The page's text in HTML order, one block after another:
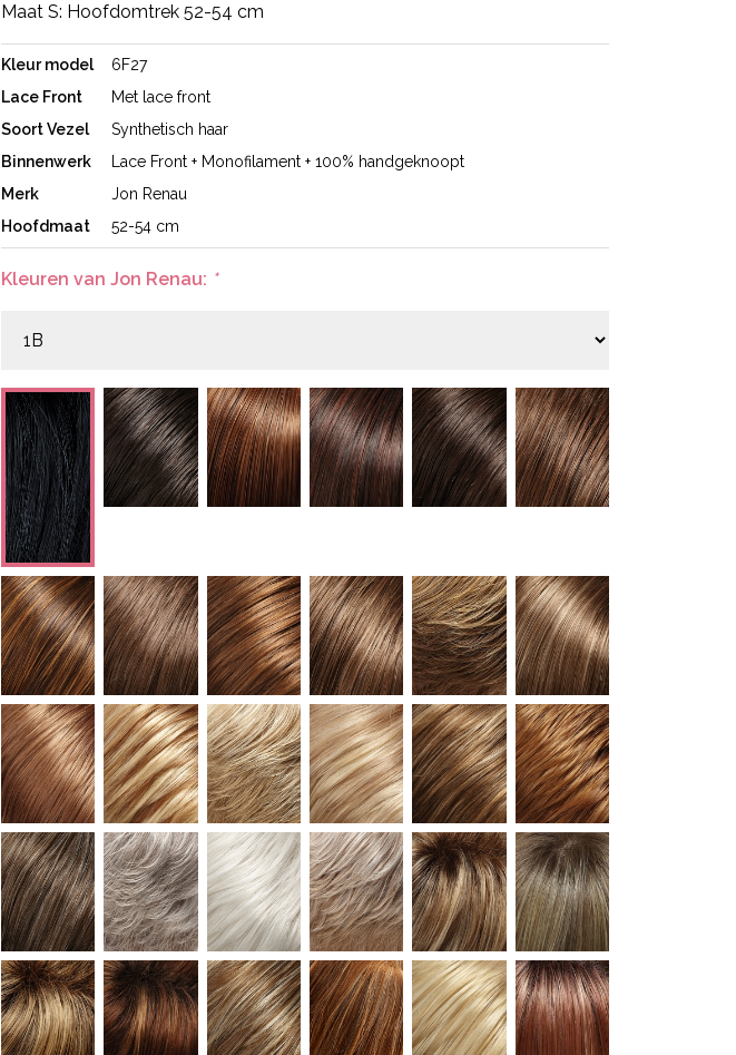
Maat S: Hoofdomtrek 52-54 cm
Kleur model
6F27
Lace Front
Met lace front
Soort Vezel
Synthetisch haar
Binnenwerk
Lace Front + Monofilament + 100% handgeknoopt
Merk
Jon Renau
Hoofdmaat
52-54 cm
Kleuren van Jon Renau: *